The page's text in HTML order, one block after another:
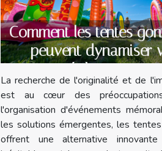
Comment les tentes
peuvent dynamiser
évènements
La recherche de l'originalité et de
est au cœur des
l'organisation d'événements
les solutions émergentes, les
offrent une alternative